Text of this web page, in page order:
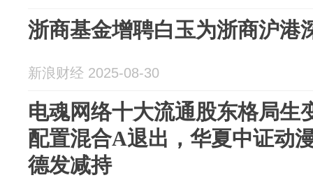
浙商基金增聘白玉为浙商沪港
新浪财经 2025-08-30
电魂网络十大流通股东格局生
配置混合A退出，华夏中证动
德发减持